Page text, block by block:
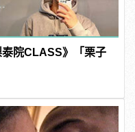
院CLASS》「栗子